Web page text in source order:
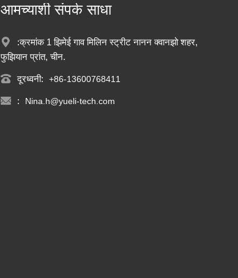
आमच्याशी संपर्क साधा
:क्रमांक 1 झिमेई गाव मिलिन स्ट्रीट नानन क्वानझो शहर,
फुझियान प्रांत, चीन.
दूरध्वनी: +86-13600768411
: Nina.h@yueli-tech.com